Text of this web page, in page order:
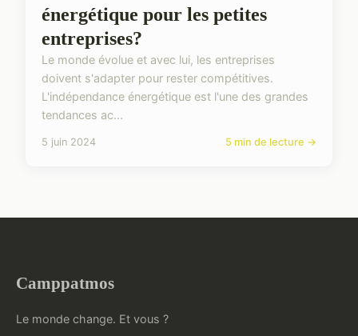
énergétique pour les petites
entreprises?
Le monde évolue et avec lui, les entreprises
doivent s'adapter pour rester compétitives.
L'indépendance énergétique est l'une des grandes
tendances ac...
5 juin 2024 5 min de lecture →
Camppatmos
Le monde change. Et vous ?